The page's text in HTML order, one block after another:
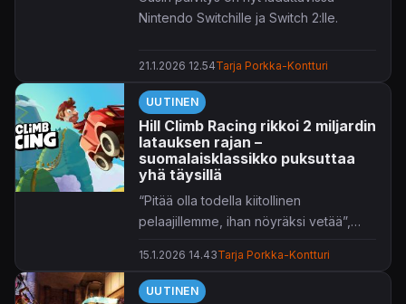
Nintendo Switchille ja Switch 2:lle.
21.1.2026 12.54Tarja Porkka-Kontturi
UUTINEN
Hill Climb Racing rikkoi 2 miljardin
latauksen rajan –
suomalaisklassikko puksuttaa
yhä täysillä
“Pitää olla todella kiitollinen
pelaajillemme, ihan nöyräksi vetää”,
Teemu Närhi.
15.1.2026 14.43Tarja Porkka-Kontturi
UUTINEN